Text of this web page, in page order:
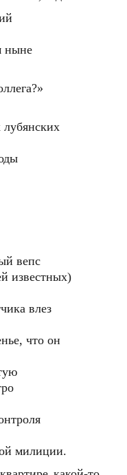
вепс
известных)
влез
что он